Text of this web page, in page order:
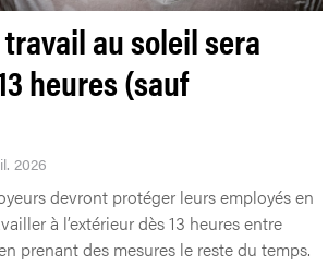
au soleil sera
heures (sauf
2026
devront protéger leurs employés en
à l’extérieur dès 13 heures entre
prenant des mesures le reste du temps.